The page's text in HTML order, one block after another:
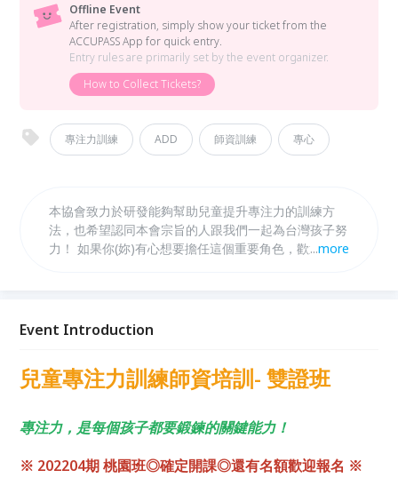
Offline Event
After registration, simply show your ticket from the
ACCUPASS App for quick entry.
Entry rules are primarily set by the event organizer.
How to Collect Tickets?
專注力訓練 ADD 師資訓練 專心
本協會致力於研發能夠幫助兒童提升專注力的訓練方
法，也希望認同本會宗旨的人跟我們一起為台灣孩子努
力！ 如果你(妳)有心想要擔任這個重要角色，歡迎您一
...more
Event Introduction
兒童專注力訓練師資培訓- 雙證班
專注力，是每個孩子都要鍛鍊的關鍵能力！
※ 202204期 桃園班◎確定開課◎還有名額歡迎報名 ※